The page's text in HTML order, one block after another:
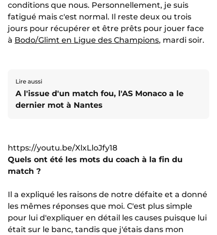
conditions que nous. Personnellement, je suis
fatigué mais c'est normal. Il reste deux ou trois
jours pour récupérer et être prêts pour jouer face
à Bodo/Glimt en Ligue des Champions, mardi soir.
Lire aussi
A l'issue d'un match fou, l'AS Monaco a le
dernier mot à Nantes
https://youtu.be/XlxLloJfy18
Quels ont été les mots du coach à la fin du
match ?
Il a expliqué les raisons de notre défaite et a donné
les mêmes réponses que moi. C'est plus simple
pour lui d'expliquer en détail les causes puisque lui
était sur le banc, tandis que j'étais dans mon